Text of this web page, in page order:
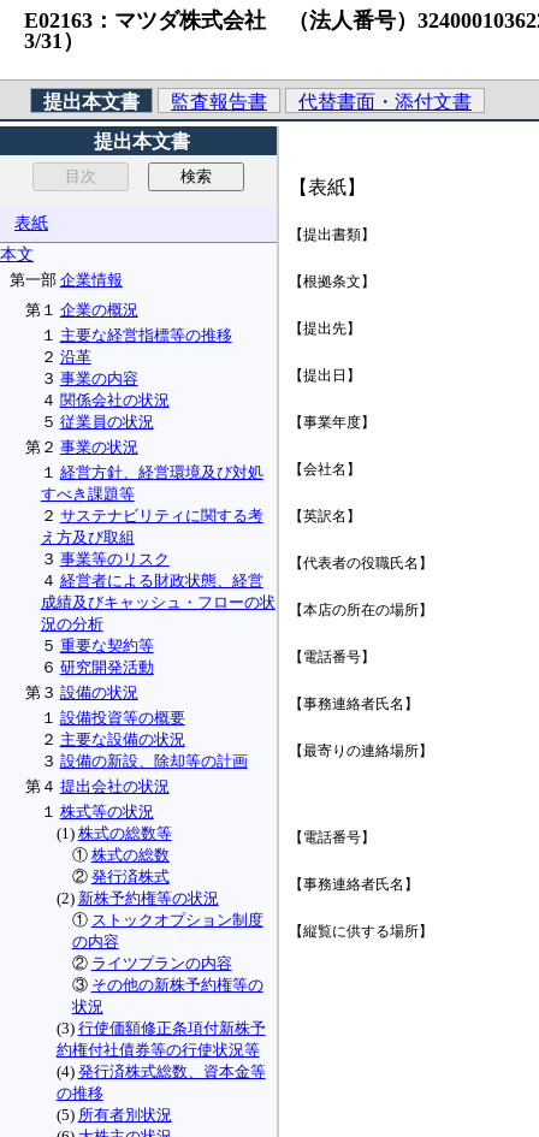
E02163：マツダ株式会社 （法人番号）
3/31）
提出本文書 監査報告書
代替書面・添付文書
提出本文書